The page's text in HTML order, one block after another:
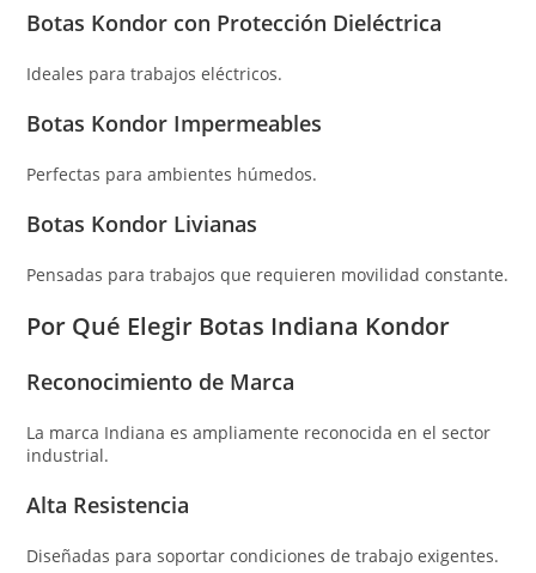
Botas Kondor con Protección Dieléctrica
Ideales para trabajos eléctricos.
Botas Kondor Impermeables
Perfectas para ambientes húmedos.
Botas Kondor Livianas
Pensadas para trabajos que requieren movilidad constante.
Por Qué Elegir Botas Indiana Kondor
Reconocimiento de Marca
La marca Indiana es ampliamente reconocida en el sector
industrial.
Alta Resistencia
Diseñadas para soportar condiciones de trabajo exigentes.